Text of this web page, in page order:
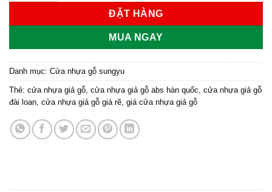
ĐẶT HÀNG
MUA NGAY
Danh mục: Cửa nhựa gỗ sungyu
Thẻ: cửa nhựa giả gỗ cửa nhựa giả gỗ abs hàn quốc cửa nhựa giả gỗ
đài loan cửa nhựa giả gỗ giá rẽ giá cửa nhựa giả gỗ